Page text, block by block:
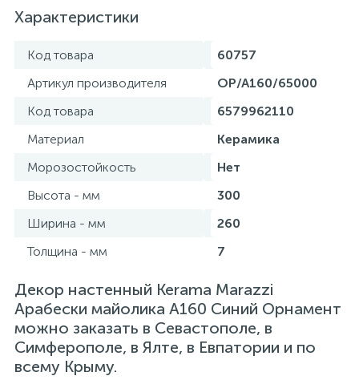
Характеристики
Код товара
60757
Артикул производителя
OP/A160/65000
Код товара
6579962110
Материал
Керамика
Морозостойкость
Нет
Высота - мм
300
Ширина - мм
260
Толщина - мм
7
Декор настенный Kerama Marazzi
Арабески майолика A160 Синий Орнамент
можно заказать в Севастополе, в
Симферополе, в Ялте, в Евпатории и по
всему Крыму.